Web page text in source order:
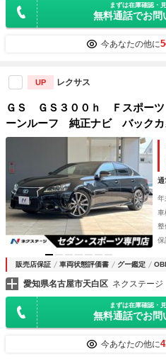
まずは在庫確認・
無料通話でお問
今あなたの他に
UP レクサス
ＧＳ ＧＳ３００ｈ Ｆスポー
ーンルーフ 純正ナビ バック
純正１９インチＡＷ 革巻ステ
ヒーター 電動サンシェード
ＥＴＣ
通
年
車
整
保
販売店保証 車両状態評価書 グー鑑定
愛知県名古屋市天白区 ネクステー
まずは在庫確認・
無料通話でお問
今あなたの他に